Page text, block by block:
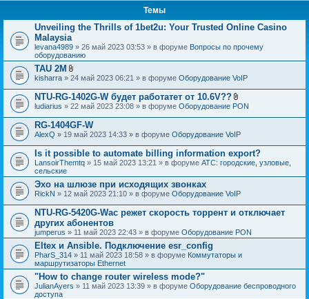
Темы
Unveiling the Thrills of 1bet2u: Your Trusted Online Casino
Malaysia
levana4989 » 26 май 2023 03:53 » в форуме Вопросы по прочему
оборудованию
TAU 2M
В
о
ж
е
н
и
я
kisharra » 24 май 2023 06:21 » в форуме Оборудование VoIP
NTU-RG-1402G-W будет работатет от 10.6V??
В
о
е
н
и
я
ludiarius » 22 май 2023 23:08 » в форуме Оборудование PON
RG-1404GF-W
AlexQ » 19 май 2023 14:33 » в форуме Оборудование VoIP
Is it possible to automate billing information export?
LansoirThemtq » 15 май 2023 13:21 » в форуме АТС: городские, узловые,
сельские
Эхо на шлюзе при исходящих звонках
RickN » 12 май 2023 21:10 » в форуме Оборудование VoIP
NTU-RG-5420G-Wac режет скорость торрент и отключает
других абонентов
jumperus » 11 май 2023 22:43 » в форуме Оборудование PON
Eltex и Ansible. Подключение esr_config
PharS_314 » 11 май 2023 18:58 » в форуме Коммутаторы и
маршрутизаторы Ethernet
"How to change router wireless mode?"
JulianAyers » 11 май 2023 13:39 » в форуме Оборудование беспроводного
доступа